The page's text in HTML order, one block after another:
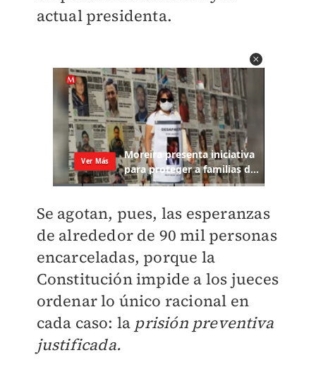
actual presidenta.
Se agotan, pues, las esperanzas
de alrededor de 90 mil personas
encarceladas, porque la
Constitución impide a los jueces
ordenar lo único racional en
cada caso: la prisión preventiva
justificada.